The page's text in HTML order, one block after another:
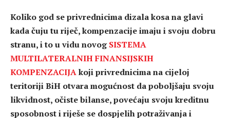
Koliko god se privrednicima dizala kosa na glavi
kada čuju tu riječ, kompenzacije imaju i svoju dobru
stranu, i to u vidu novogSISTEMA
MULTILATERALNIH FINANSIJSKIH
KOMPENZACIJAkoji privrednicima na cijeloj
teritoriji BiH otvara mogućnost da poboljšaju svoju
likvidnost, očiste bilanse, povećaju svoju kreditnu
sposobnost i riješe se dospjelih potraživanja i